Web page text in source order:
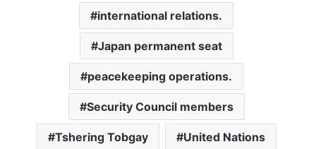
international relations.
Japan permanent seat
peacekeeping operations.
Security Council members
Tshering Tobgay United Nations